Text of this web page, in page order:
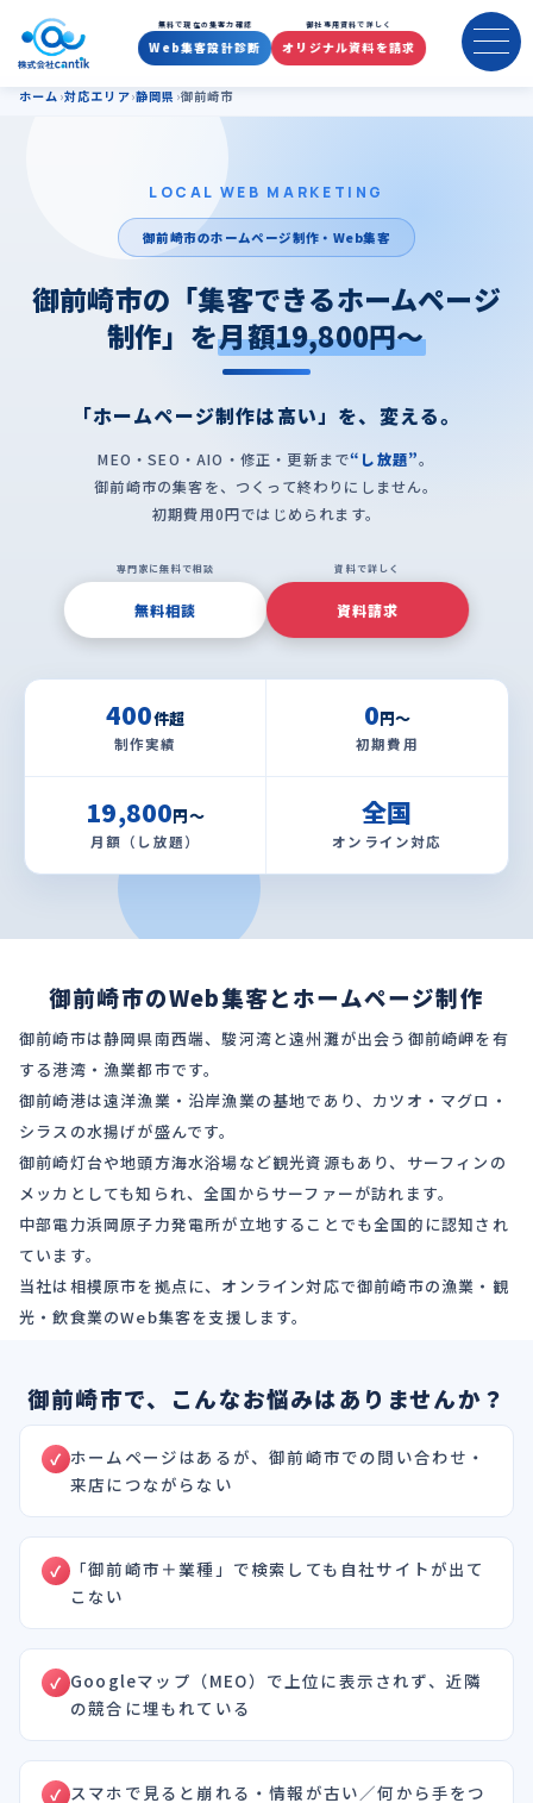
御前崎市のホームページ制作・
無料で現在の集客力確認
Web集客設計診断
御社専用資料で詳しく
オリジナル資料を請求
ホーム 対応エリア 静岡県 御前崎市
LOCAL WEB MARKETING
御前崎市のホームページ制作・Web集客
御前崎市の「集客できるホームページ
制作」を月額19,800円〜
「ホームページ制作は高い」を、変える。
MEO・SEO・AIO・修正・更新まで“し放題”。
御前崎市の集客を、つくって終わりにしません。
初期費用0円ではじめられます。
専門家に無料で相談
無料相談
資料で詳しく
資料請求
400件超
制作実績
0円〜
初期費用
19,800円〜
月額（し放題）
全国
オンライン対応
御前崎市のWeb集客とホームページ制作
御前崎市は静岡県南西端、駿河湾と遠州灘が出会う御前崎岬を有
する港湾・漁業都市です。
御前崎港は遠洋漁業・沿岸漁業の基地であり、カツオ・マグロ・
シラスの水揚げが盛んです。
御前崎灯台や地頭方海水浴場など観光資源もあり、サーフィンの
メッカとしても知られ、全国からサーファーが訪れます。
中部電力浜岡原子力発電所が立地することでも全国的に認知され
ています。
当社は相模原市を拠点に、オンライン対応で御前崎市の漁業・観
光・飲食業のWeb集客を支援します。
御前崎市で、こんなお悩みはありませんか？
ホームページはあるが、御前崎市での問い合わせ・
来店につながらない
「御前崎市＋業種」で検索しても自社サイトが出て
こない
Googleマップ（MEO）で上位に表示されず、近隣
の競合に埋もれている
スマホで見ると崩れる・情報が古い／何から手をつ